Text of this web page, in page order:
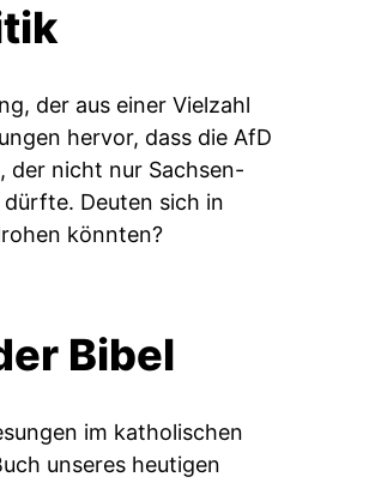
der aus einer Vielzahl
hervor, dass die AfD
der nicht nur Sachsen-
Deuten sich in
könnten?
Bibel
im katholischen
unseres heutigen